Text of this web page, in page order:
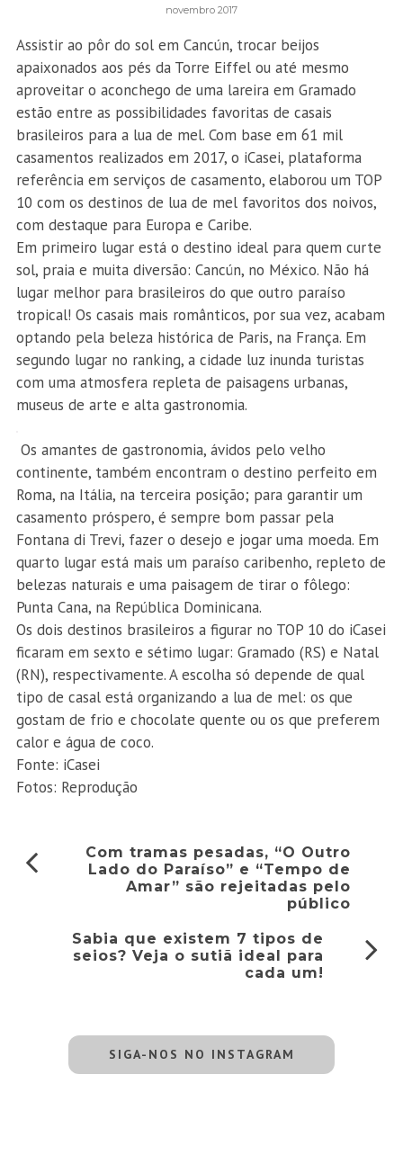
novembro 2017
Assistir ao pôr do sol em Cancún, trocar beijos
apaixonados aos pés da Torre Eiffel ou até mesmo
aproveitar o aconchego de uma lareira em Gramado
estão entre as possibilidades favoritas de casais
brasileiros para a lua de mel. Com base em 61 mil
casamentos realizados em 2017, o iCasei, plataforma
referência em serviços de casamento, elaborou um TOP
10 com os destinos de lua de mel favoritos dos noivos,
com destaque para Europa e Caribe.
Em primeiro lugar está o destino ideal para quem curte
sol, praia e muita diversão: Cancún, no México. Não há
lugar melhor para brasileiros do que outro paraíso
tropical! Os casais mais românticos, por sua vez, acabam
optando pela beleza histórica de Paris, na França. Em
segundo lugar no ranking, a cidade luz inunda turistas
com uma atmosfera repleta de paisagens urbanas,
museus de arte e alta gastronomia.
Os amantes de gastronomia, ávidos pelo velho
continente, também encontram o destino perfeito em
Roma, na Itália, na terceira posição; para garantir um
casamento próspero, é sempre bom passar pela
Fontana di Trevi, fazer o desejo e jogar uma moeda. Em
quarto lugar está mais um paraíso caribenho, repleto de
belezas naturais e uma paisagem de tirar o fôlego:
Punta Cana, na República Dominicana.
Os dois destinos brasileiros a figurar no TOP 10 do iCasei
ficaram em sexto e sétimo lugar: Gramado (RS) e Natal
(RN), respectivamente. A escolha só depende de qual
tipo de casal está organizando a lua de mel: os que
gostam de frio e chocolate quente ou os que preferem
calor e água de coco.
Fonte: iCasei
Fotos: Reprodução
Com tramas pesadas, “O Outro
Lado do Paraíso” e “Tempo de
Amar” são rejeitadas pelo
público
Sabia que existem 7 tipos de
seios? Veja o sutiã ideal para
cada um!
SIGA-NOS NO INSTAGRAM